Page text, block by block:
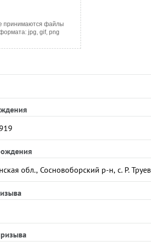
принимаются файлы
jpg, gif, png